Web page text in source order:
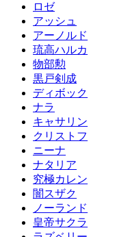
ロゼ
アッシュ
アーノルド
琉高ハルカ
物部勲
黒戸剣成
ディボック
ナラ
キャサリン
クリストフ
ニーナ
ナタリア
究極カレン
闇スザク
ノーランド
皇帝サクラ